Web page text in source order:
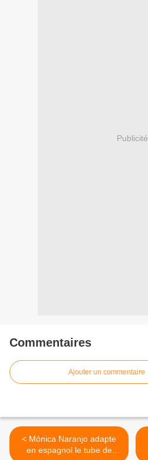
Publicité
Commentaires
Ajouter un commentaire
< Mónica Naranjo adapte
en espagnol le tube de